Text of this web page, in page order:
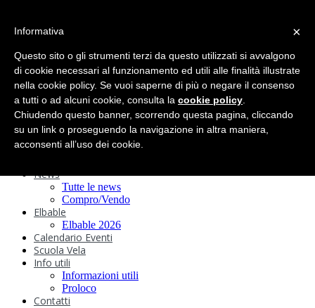
Circolo
Statuto e
Regolamenti
Storia
Ormeggi
Sede e Servizi
Attività
Safeguarding
News
Tutte le news
Compro/Vendo
Elbable
Elbable 2026
Calendario Eventi
Scuola Vela
Info utili
Informazioni utili
Proloco
Contatti
×
Informativa
Questo sito o gli strumenti terzi da questo utilizzati si avvalgono
di cookie necessari al funzionamento ed utili alle finalità illustrate
nella cookie policy. Se vuoi saperne di più o negare il consenso
a tutti o ad alcuni cookie, consulta la cookie policy
Chiudendo questo banner, scorrendo questa pagina, cliccando
su un link o proseguendo la navigazione in altra maniera,
acconsenti all’uso dei cookie.